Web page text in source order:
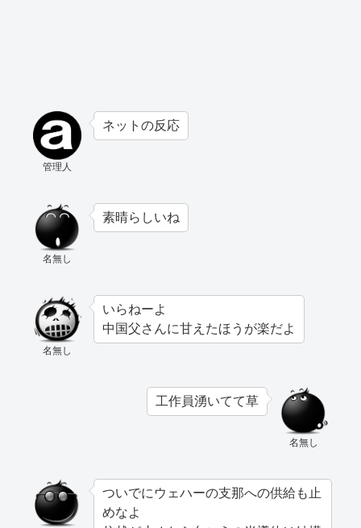
管理人
ネットの反応
名無し
素晴らしいね
名無し
いらねーよ
中国父さんに甘えたほうが楽だよ
名無し
工作員湧いてて草
ついでにウェハーの支那への供給も止
めなよ